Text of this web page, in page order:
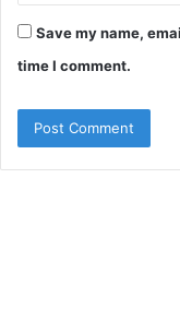
Save my name,
time I comment.